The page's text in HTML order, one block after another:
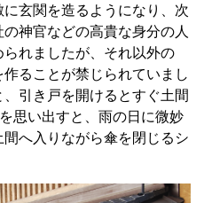
玄関を造るようになり、次
神官などの高貴な身分の人
れましたが、それ以外の
ることが禁じられていまし
引き戸を開けるとすぐ土間
思い出すと、雨の日に微妙
へ入りながら傘を閉じるシ